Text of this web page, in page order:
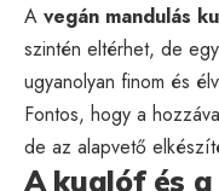
A vegán mandulás
szintén eltérhet, de
ugyanolyan finom és
Fontos, hogy a
de az alapvető
A kuglóf és